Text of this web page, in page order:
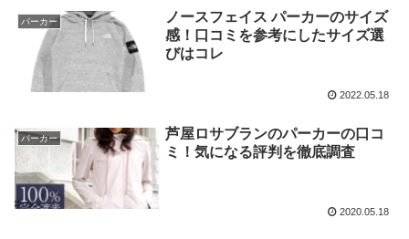
パーカー
ノースフェイス パーカーのサイズ
感！口コミを参考にしたサイズ選
びはコレ
2022.05.18
パーカー
芦屋ロサブランのパーカーの口コ
ミ！気になる評判を徹底調査
2020.05.18